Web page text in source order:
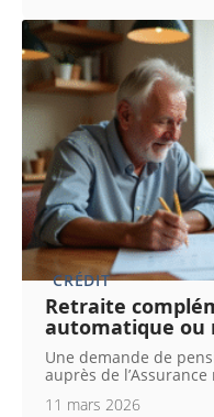
CRÉDIT
Retraite
automatique ou
Une demande de
auprès de
11 mars 2026